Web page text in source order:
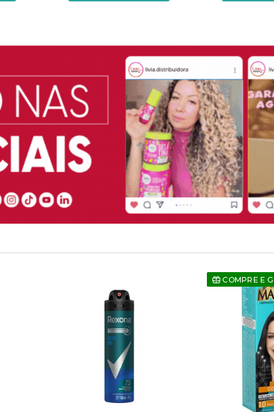
COMPRE E